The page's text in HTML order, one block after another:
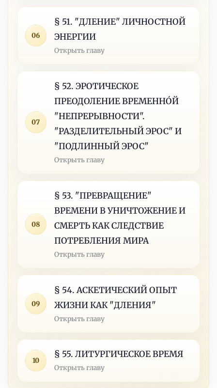
06
§ 51. "ДЛЕНИЕ" ЛИЧНОСТНОЙ
ЭНЕРГИИ
Открыть главу
07
§ 52. ЭРОТИЧЕСКОЕ
ПРЕОДОЛЕНИЕ ВРЕМЕННÓЙ
"НЕПРЕРЫВНОСТИ".
"РАЗДЕЛИТЕЛЬНЫЙ ЭРОС" И
"ПОДЛИННЫЙ ЭРОС"
Открыть главу
08
§ 53. "ПРЕВРАЩЕНИЕ"
ВРЕМЕНИ В УНИЧТОЖЕНИЕ И
СМЕРТЬ КАК СЛЕДСТВИЕ
ПОТРЕБЛЕНИЯ МИРА
Открыть главу
09
§ 54. АСКЕТИЧЕСКИЙ ОПЫТ
ЖИЗНИ КАК "ДЛЕНИЯ"
Открыть главу
10
§ 55. ЛИТУРГИЧЕСКОЕ ВРЕМЯ
Открыть главу